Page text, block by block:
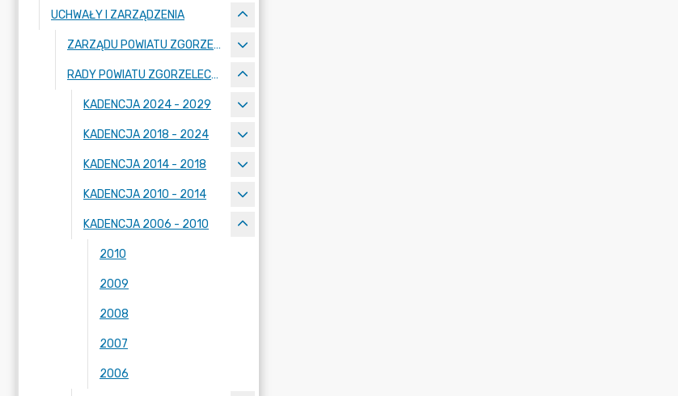
UCHWAŁY I ZARZĄDZENIA
ZARZĄDU POWIATU ZGORZELECKIEGO
RADY POWIATU ZGORZELECKIEGO
KADENCJA 2024 - 2029
KADENCJA 2018 - 2024
KADENCJA 2014 - 2018
KADENCJA 2010 - 2014
KADENCJA 2006 - 2010
2010
2009
2008
2007
2006